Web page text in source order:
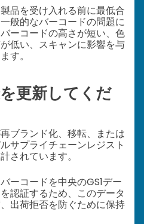
品を受け入れる前に最低合
般的なバーコードの問題に
ーコードの高さが短い、色
低い、スキャンに影響を与
す。
更新してくだ
ブランド化、移転、または
サプライチェーンレジスト
されています。
ーコードを中央のGS1デー
認証するため、このデータ
出荷拒否を防ぐために保持